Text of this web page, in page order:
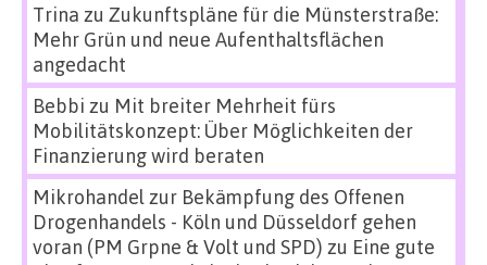
Trina zu Zukunftspläne für die Münsterstraße:
Mehr Grün und neue Aufenthaltsflächen
angedacht
Bebbi zu Mit breiter Mehrheit fürs
Mobilitätskonzept: Über Möglichkeiten der
Finanzierung wird beraten
Mikrohandel zur Bekämpfung des Offenen
Drogenhandels - Köln und Düsseldorf gehen
voran (PM Grpne & Volt und SPD) zu Eine gute